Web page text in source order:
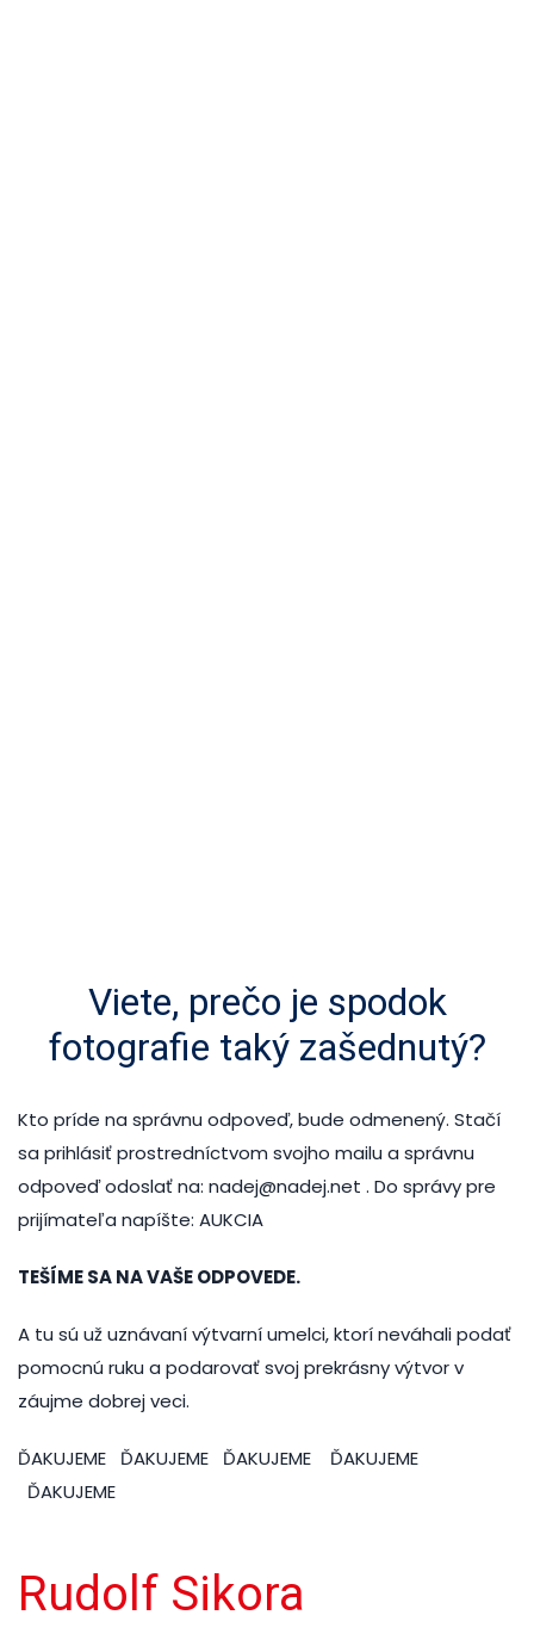
Viete, prečo je spodok
fotografie taký zašednutý?
Kto príde na správnu odpoveď, bude odmenený. Stačí
sa prihlásiť prostredníctvom svojho mailu a správnu
odpoveď odoslať na: nadej@nadej.net . Do správy pre
prijímateľa napíšte: AUKCIA
TEŠÍME SA NA VAŠE ODPOVEDE.
A tu sú už uznávaní výtvarní umelci, ktorí neváhali podať
pomocnú ruku a podarovať svoj prekrásny výtvor v
záujme dobrej veci.
ĎAKUJEME ĎAKUJEME ĎAKUJEME ĎAKUJEME
ĎAKUJEME
Rudolf Sikora